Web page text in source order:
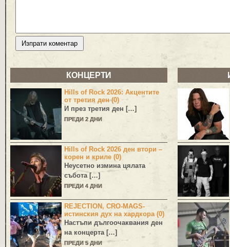
КОНЦЕРТИ
Hills of Rock 2026: Акцентите
от третия ден (0)
И през третия ден […]
ПРЕДИ 2 ДНИ
Hills of Rock 2026 ден втори –
корен и криле (0)
Неусетно измина цялата
събота […]
ПРЕДИ 4 ДНИ
REJECTION, CRO-MAGS-
истинския дух на хардкора (0)
Настъпи дългоочаквания ден
на концерта […]
ПРЕДИ 5 ДНИ